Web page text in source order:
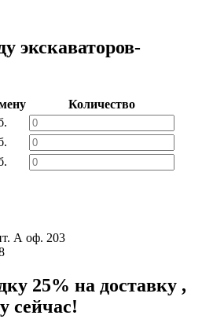
экскаваторов-
Количество
А оф. 203
25% на доставку ,
сейчас!